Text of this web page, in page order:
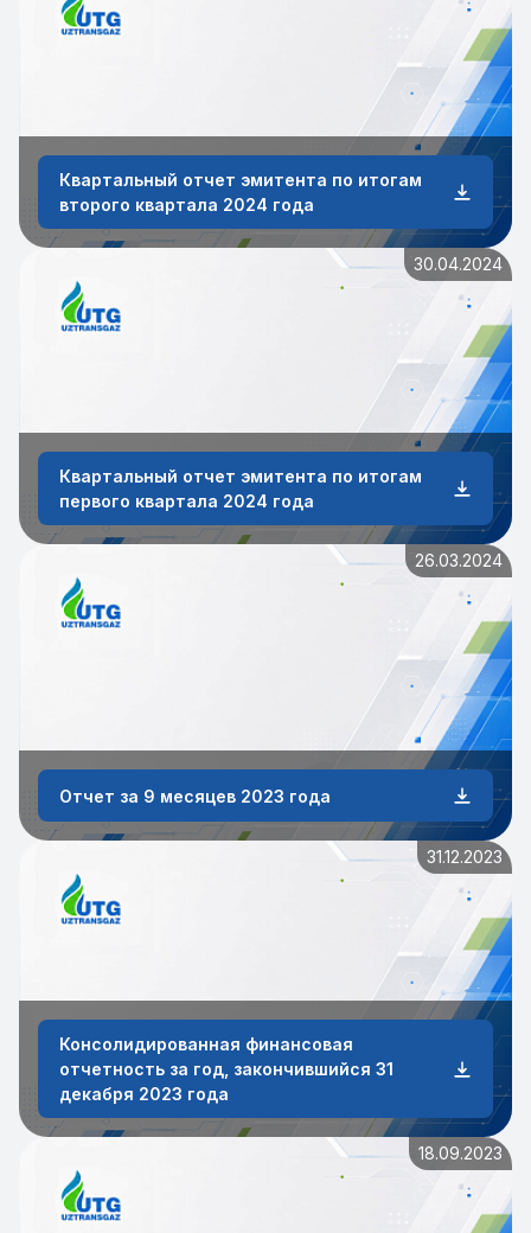
Квартальный отчет эмитента по итогам
второго квартала 2024 года
30.04.2024
Квартальный отчет эмитента по итогам
первого квартала 2024 года
26.03.2024
Отчет за 9 месяцев 2023 года
31.12.2023
Консолидированная финансовая
отчетность за год, закончившийся 31
декабря 2023 года
18.09.2023